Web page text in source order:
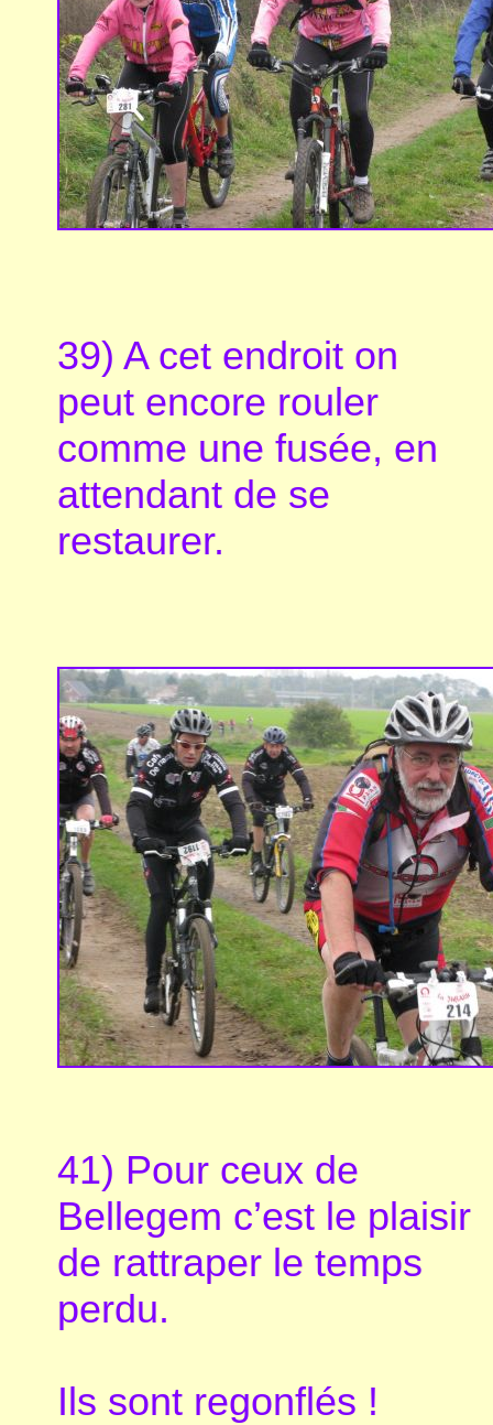
39) A cet endroit on
peut encore rouler
comme une fusée, en
attendant de se
restaurer.
41) Pour ceux de
Bellegem c’est le plaisir
de rattraper le temps
perdu.
Ils sont regonflés !